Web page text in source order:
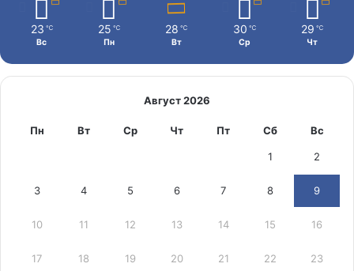
23 ℃
Вс
25 ℃
Пн
28 ℃
Вт
30 ℃
Ср
29 ℃
Чт
Август 2026
Пн Вт Ср Чт Пт Сб Вс
1 2
3 4 5 6 7 8 9
10 11 12 13 14 15 16
17 18 19 20 21 22 23